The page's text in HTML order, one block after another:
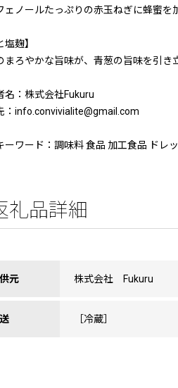
ェノールたっぷりの赤玉ねぎに蜂蜜を
塩麹】
まろやかな旨味が、青葱の旨味を引き
名：株式会社Fukuru
：info.convivialite@gmail.com
ーワード：調味料 食品 加工食品 ドレ
礼品詳細
元 株式会社 Fukuru
［冷蔵］